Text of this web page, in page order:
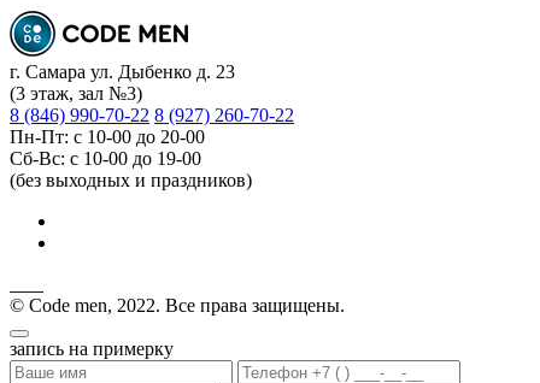
г. Самара ул. Дыбенко д. 23
(3 этаж, зал №3)
8 (846) 990-70-22 8 (927) 260-70-22
Пн-Пт: с 10-00 до 20-00
Сб-Вс: с 10-00 до 19-00
(без выходных и праздников)
© Code men, 2022. Все права защищены.
запись на примерку